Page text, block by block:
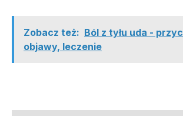
Zobacz też: Ból z tyłu uda -
objawy, leczenie